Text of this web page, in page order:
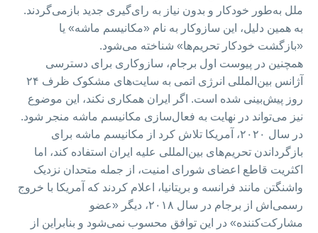
ملل به‌طور خودکار و بدون نیاز به رای‌گیری جدید بازمی‌گردند.
به همین دلیل، این سازوکار به نام «مکانیسم ماشه» یا
«بازگشت خودکار تحریم‌ها» شناخته می‌شود.
همچنین در پیوست اول برجام، سازوکاری برای دسترسی
آژانس بین‌المللی انرژی اتمی به سایت‌های مشکوک ظرف ۲۴
روز پیش‌بینی شده است. اگر ایران همکاری نکند، این موضوع
نیز می‌تواند در نهایت به فعال‌سازی مکانیسم ماشه منجر شود.
در سال ۲۰۲۰، آمریکا تلاش کرد از مکانیسم ماشه برای
بازگرداندن تحریم‌های بین‌المللی علیه ایران استفاده کند، اما
اکثریت قاطع اعضای شورای امنیت، از جمله متحدان نزدیک
واشنگتن مانند فرانسه و بریتانیا، اعلام کردند که آمریکا با خروج
رسمی‌اش از برجام در سال ۲۰۱۸، دیگر «عضو
مشارکت‌کننده» در این توافق محسوب نمی‌شود و بنابراین از